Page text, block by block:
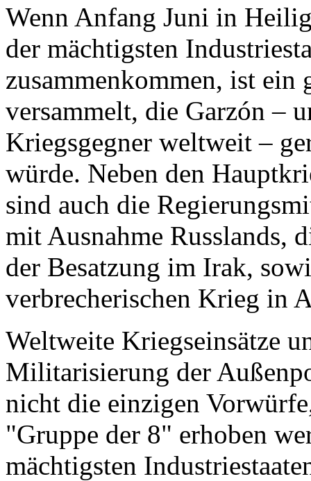
Wenn Anfang Juni in
der mächtigsten
zusammenkommen, ist ein
versammelt, die Garzón –
Kriegsgegner weltweit –
würde. Neben den
sind auch die
mit Ausnahme Russlands,
der Besatzung im Irak,
verbrecherischen Krieg in
Weltweite Kriegseinsätze
Militarisierung der
nicht die einzigen
"Gruppe der 8" erhoben
mächtigsten